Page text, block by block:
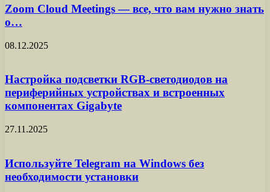
Zoom Cloud Meetings — все, что вам нужно знать
о…
08.12.2025
Настройка подсветки RGB-светодиодов на
периферийных устройствах и встроенных
компонентах Gigabyte
27.11.2025
Используйте Telegram на Windows без
необходимости установки